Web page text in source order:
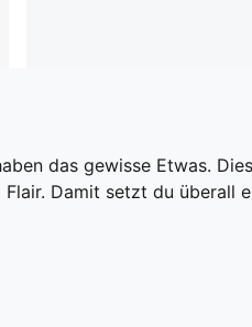
das gewisse Etwas.
Damit setzt du überall